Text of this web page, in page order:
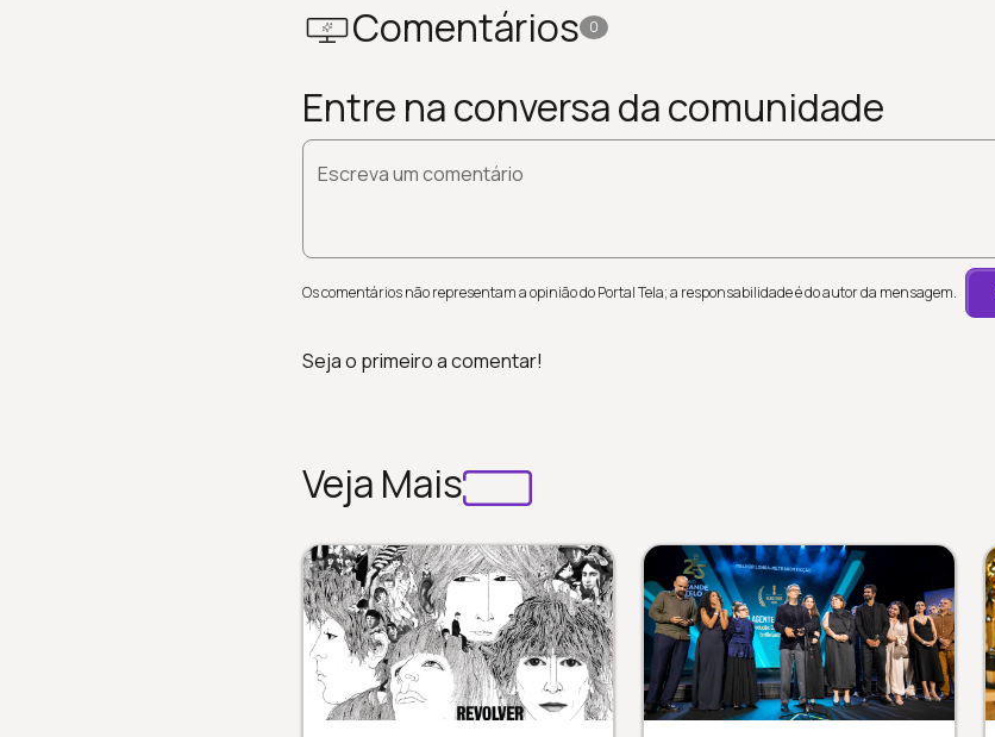
Comentários 0
Entre na conversa da comunidade
Escreva um comentário
Os comentários não representam a opinião do Portal Tela; a responsabilidade é do autor da mensagem.
Seja o primeiro a comentar!
Veja Mais